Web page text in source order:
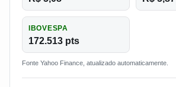
IBOVESPA
172.513 pts
Fonte Yahoo Finance, atualizado automaticamente.